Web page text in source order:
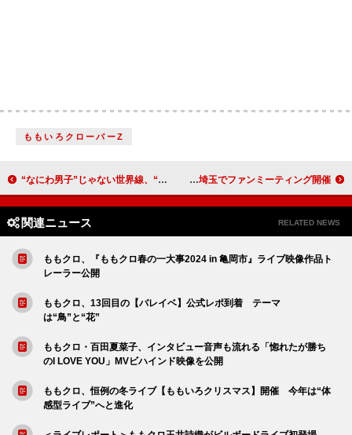
ももいろクローバーZ
“なにわ男子”じゃない世界線、“7人の人生のクロスロード”描く「Don't Worry!!」MV公開 SEVENTEEN、大阪＆埼玉でファンミーティング開催
関連ニュース RELATED NEWS
ももクロ、『ももクロ春の一大事2024 in 亀岡市』ライブ映像作品ト
レーラー公開
ももクロ、13回目の【バレイベ】公式レポ到着 テーマ
は“鳥”と“花”
ももクロ・百田夏菜子、インタビュー音声も流れる「惚れたが勝ち
のI LOVE YOU」MVビハインド映像を公開
ももクロ、恒例の冬ライブ【ももいろクリスマス】開催 今年は“体
感型ライブ”へと進化